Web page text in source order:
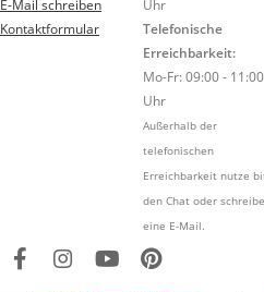
E-Mail schreiben
Kontaktformular
Uhr
Telefonische
Erreichbarkeit:
Mo-Fr: 09:00 - 11:00
Uhr
Außerhalb der
telefonischen
Erreichbarkeit nutze
den Chat oder
eine E-Mail.